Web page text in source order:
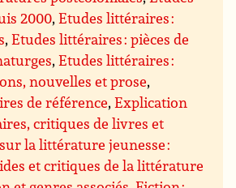
2000,Etudes littéraires :
,Etudes littéraires : pièces de
,Etudes littéraires :
nouvelles et prose,
de référence,Explication
critiques de livres et
la littérature jeunesse :
et critiques de la littérature